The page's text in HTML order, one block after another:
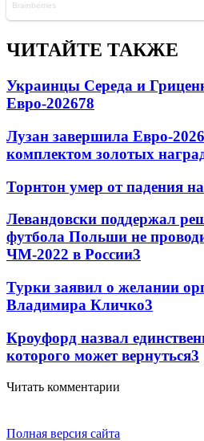
ЧИТАЙТЕ ТАКЖЕ
Украинцы Середа и
Евро-202678
Лузан завершила Евро-
комплектом золотых
Торнтон умер от падения
Левандовски поддержал
футбола Польши не
ЧМ-2022 в России3
Турки заявил о желании
Владимира Кличко3
Кроуфорд назвал
которого может вернуться3
Читать комментарии
Полная версия сайта